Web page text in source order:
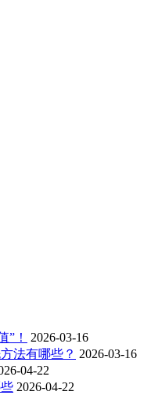
”！
2026-03-16
法有哪些？ 2026-03-16
04-22
2026-04-22